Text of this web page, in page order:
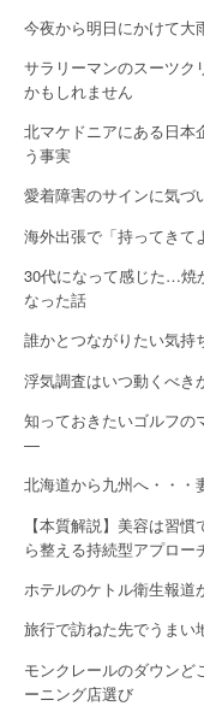
今夜から明日にかけて大
サラリーマンのスーツク
かもしれません
北マケドニアにある日本
う事実
愛着障害のサインに気づ
海外出張で「持ってきて
30代になって感じた…焼
なった話
誰かとつながりたい気持
浮気調査はいつ動くべき
知っておきたいゴルフ
—
北海道から九州へ・・・
【本質解説】美容は習
ら整える持続型アプロー
ホテルのケトル衛生報道
旅行で訪ねた先でうまい
モンクレールのダウンど
ーニング店選び